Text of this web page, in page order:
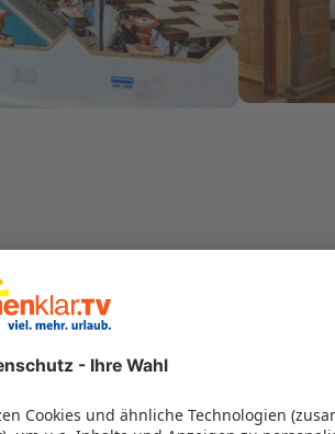
Hotelinformationen
Verantwortlicher Veranstalter: a&b kurzfristreisen
Hotelservices